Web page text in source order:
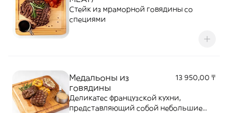
Стейк из мраморной говядины со
специями
Медальоны из
говядины
13 950,00 ₸
Деликатес французской кухни,
представляющий собой небольшие